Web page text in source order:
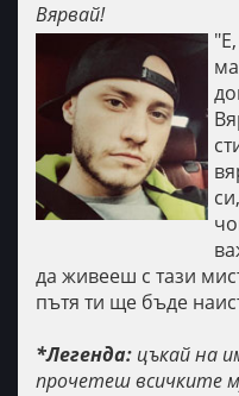
Вярвай!
да живееш с тази
пътя ти ще бъде
*Легенда: цъкай на
прочетеш всичките